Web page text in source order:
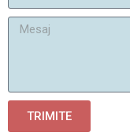
TRIMITE